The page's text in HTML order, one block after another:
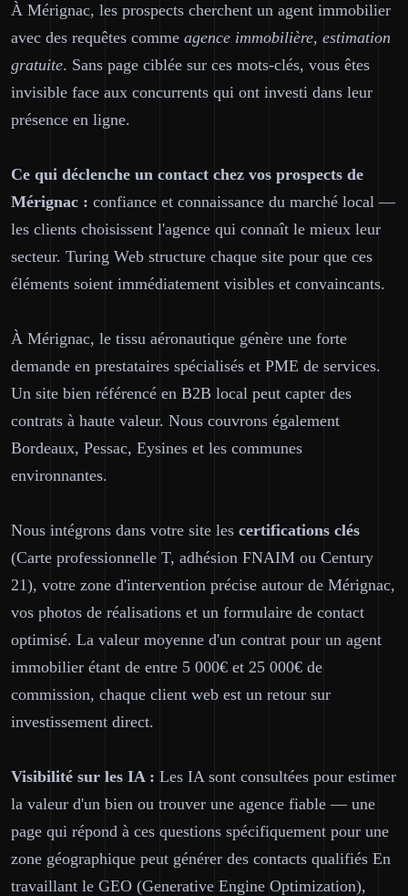
À Mérignac, les prospects cherchent un agent immobilier
avec des requêtes comme agence immobilière, estimation
gratuite. Sans page ciblée sur ces mots-clés, vous êtes
invisible face aux concurrents qui ont investi dans leur
présence en ligne.
Ce qui déclenche un contact chez vos prospects de
Mérignac : confiance et connaissance du marché local —
les clients choisissent l'agence qui connaît le mieux leur
secteur. Turing Web structure chaque site pour que ces
éléments soient immédiatement visibles et convaincants.
À Mérignac, le tissu aéronautique génère une forte
demande en prestataires spécialisés et PME de services.
Un site bien référencé en B2B local peut capter des
contrats à haute valeur. Nous couvrons également
Bordeaux, Pessac, Eysines et les communes
environnantes.
Nous intégrons dans votre site les certifications clés
(Carte professionnelle T, adhésion FNAIM ou Century
21), votre zone d'intervention précise autour de Mérignac,
vos photos de réalisations et un formulaire de contact
optimisé. La valeur moyenne d'un contrat pour un agent
immobilier étant de entre 5 000€ et 25 000€ de
commission, chaque client web est un retour sur
investissement direct.
Visibilité sur les IA : Les IA sont consultées pour estimer
la valeur d'un bien ou trouver une agence fiable — une
page qui répond à ces questions spécifiquement pour une
zone géographique peut générer des contacts qualifiés En
travaillant le GEO (Generative Engine Optimization),